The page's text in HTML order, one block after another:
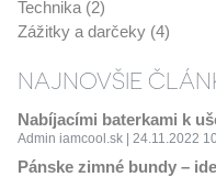
Technika (2)
Zážitky a darčeky (4)
NAJNOVŠIE
Nabíjacími baterkami k
Admin iamcool.sk | 24.11.2022
Pánske zimné bundy –